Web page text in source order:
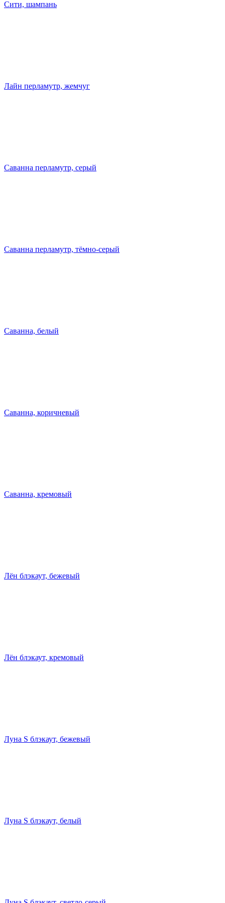
Сити, шампань
Лайн перламутр, жемчуг
Саванна перламутр, серый
Саванна перламутр, тёмно-серый
Саванна, белый
Саванна, коричневый
Саванна, кремовый
Лён блэкаут, бежевый
Лён блэкаут, кремовый
Луна S блэкаут, бежевый
Луна S блэкаут, белый